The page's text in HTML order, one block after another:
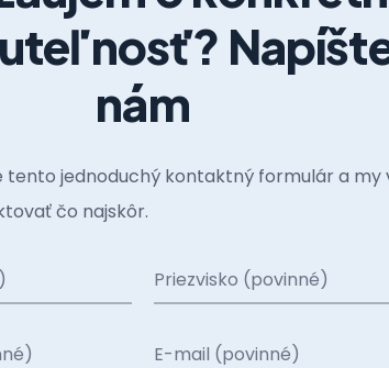
nám
tento jednoduchý kontaktný formulár a my
čo najskôr.
Priezvisko (povinné)
E-mail (povinné)